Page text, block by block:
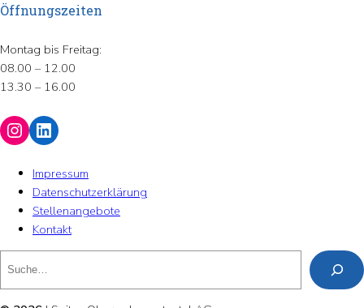
Öffnungszeiten
Montag bis Freitag:
08.00 – 12.00
13.30 – 16.00
Instagram
LinkedIn
Impressum
Datenschutzerklärung
Stellenangebote
Kontakt